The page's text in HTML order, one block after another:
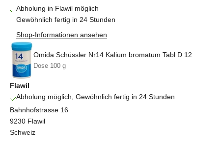
Abholung in Flawil möglich
Gewöhnlich fertig in 24 Stunden
Shop-Informationen ansehen
Omida Schüssler Nr14 Kalium bromatum Tabl D 12
Dose 100 g
Flawil
Abholung möglich, Gewöhnlich fertig in 24 Stunden
Bahnhofstrasse 16
9230 Flawil
Schweiz